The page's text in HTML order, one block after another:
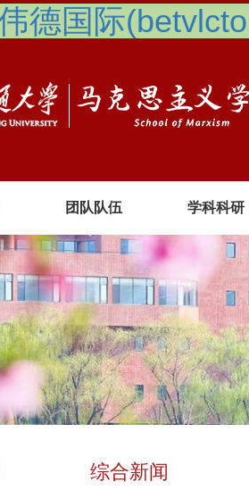
德国际
团队队伍 学科科研
综合新闻